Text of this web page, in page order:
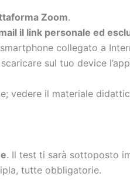
Zoom.
il link personale ed
collegato a
sul tuo device
vedere il materiale
. Il test ti sarà sottoposto
tutte obbligatorie.